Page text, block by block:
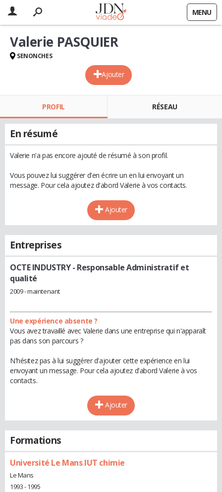
MENU
Ajouter
Valerie PASQUIER
SENONCHES
PROFIL RÉSEAU
En résumé
Valerie n'a pas encore ajouté de résumé à son profil.
Vous pouvez lui suggérer d'en écrire un en lui envoyant un
message. Pour cela ajoutez d'abord Valerie à vos contacts.
Ajouter
Entreprises
OCTE INDUSTRY- Responsable Administratif et
qualité
2009 - maintenant
Une expérience absente ?
Vous avez travaillé avec Valerie dans une entreprise qui n'apparaît
pas dans son parcours ?
N'hésitez pas à lui suggérer d'ajouter cette expérience en lui
envoyant un message. Pour cela ajoutez d'abord Valerie à vos
contacts.
Ajouter
Formations
Université Le Mans IUT chimie
Le Mans
1993 - 1995